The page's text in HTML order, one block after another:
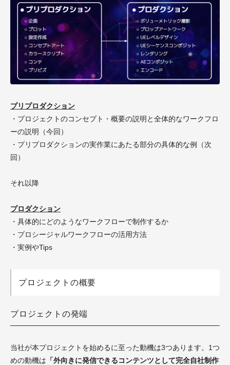
プリプロダクション
・プロジェクトのコンセプト・概要の説明と全体的なワークフロ
ーの説明（今回）
・プリプロダクションの実作業にあたる部分の具体的な例（次
回）
それ以降
プロダクション
・具体的にどのようなワークフローで制作するか
・プロシージャルワークフローの活用方法
・実例やTips
プロジェクトの概要
プロジェクトの発端
当社が本プロジェクトを始めるに至った動機は3つあります。1つ
めの動機は 「外向きに発信できるコンテンツとして完全自社制作